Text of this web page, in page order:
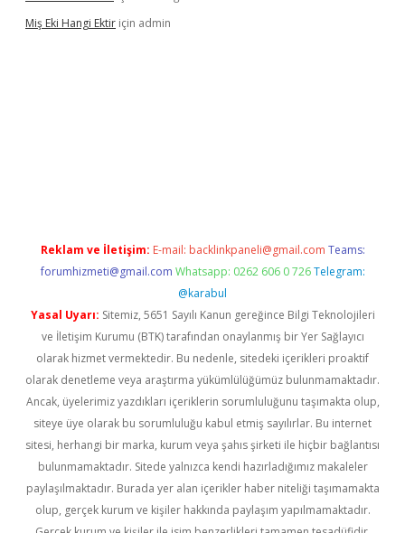
Miş Eki Hangi Ektir için admin
Reklam ve İletişim: E-mail: backlinkpaneli@gmail.com Teams:
forumhizmeti@gmail.com Whatsapp: 0262 606 0 726 Telegram:
@karabul
Yasal Uyarı: Sitemiz, 5651 Sayılı Kanun gereğince Bilgi Teknolojileri
ve İletişim Kurumu (BTK) tarafından onaylanmış bir Yer Sağlayıcı
olarak hizmet vermektedir. Bu nedenle, sitedeki içerikleri proaktif
olarak denetleme veya araştırma yükümlülüğümüz bulunmamaktadır.
Ancak, üyelerimiz yazdıkları içeriklerin sorumluluğunu taşımakta olup,
siteye üye olarak bu sorumluluğu kabul etmiş sayılırlar. Bu internet
sitesi, herhangi bir marka, kurum veya şahıs şirketi ile hiçbir bağlantısı
bulunmamaktadır. Sitede yalnızca kendi hazırladığımız makaleler
paylaşılmaktadır. Burada yer alan içerikler haber niteliği taşımamakta
olup, gerçek kurum ve kişiler hakkında paylaşım yapılmamaktadır.